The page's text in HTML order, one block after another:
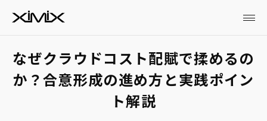
なぜクラウドコスト配賦で揉めるの
か？合意形成の進め方と実践ポイン
ト解説